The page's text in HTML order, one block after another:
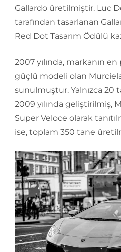
Gallardo üretilmiştir. Luc
tarafından tasarlanan
Red Dot Tasarım Ödülü
2007 yılında, markanın en
güçlü modeli olan
sunulmuştur. Yalnızca 20
2009 yılında geliştirilmiş,
Super Veloce olarak
ise, toplam 350 tane